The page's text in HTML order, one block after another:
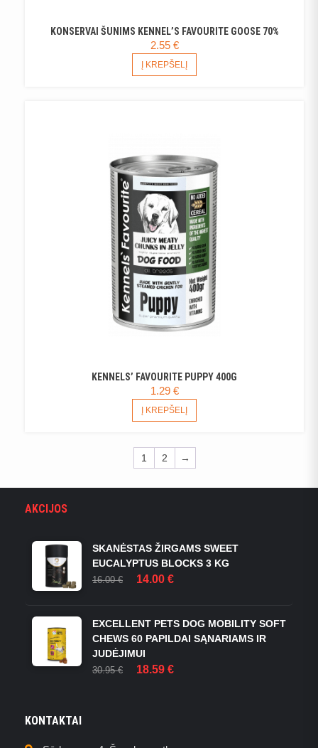
KONSERVAI ŠUNIMS KENNEL’S FAVOURITE GOOSE 70%
2.55 €
Į KREPŠELĮ
KENNELS’ FAVOURITE PUPPY 400G
1.29 €
Į KREPŠELĮ
1 2 →
AKCIJOS
SKANĖSTAS ŽIRGAMS SWEET
EUCALYPTUS BLOCKS 3 KG
16.00€
ORIGINAL
16.00 €.
14.00 €
14.00 €.
EXCELLENT PETS DOG MOBILITY SOFT
CHEWS 60 PAPILDAI SĄNARIAMS IR
JUDĖJIMUI
30.95€
ORIGINAL
18.59 €
KONTAKTAI